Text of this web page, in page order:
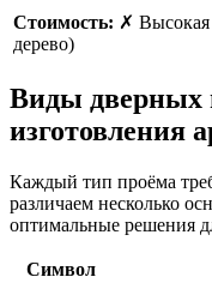
Стоимость: ✗ Высокая
дерево)
Виды дверных
изготовления
Каждый тип проёма
различаем несколько
оптимальные решения
Символ